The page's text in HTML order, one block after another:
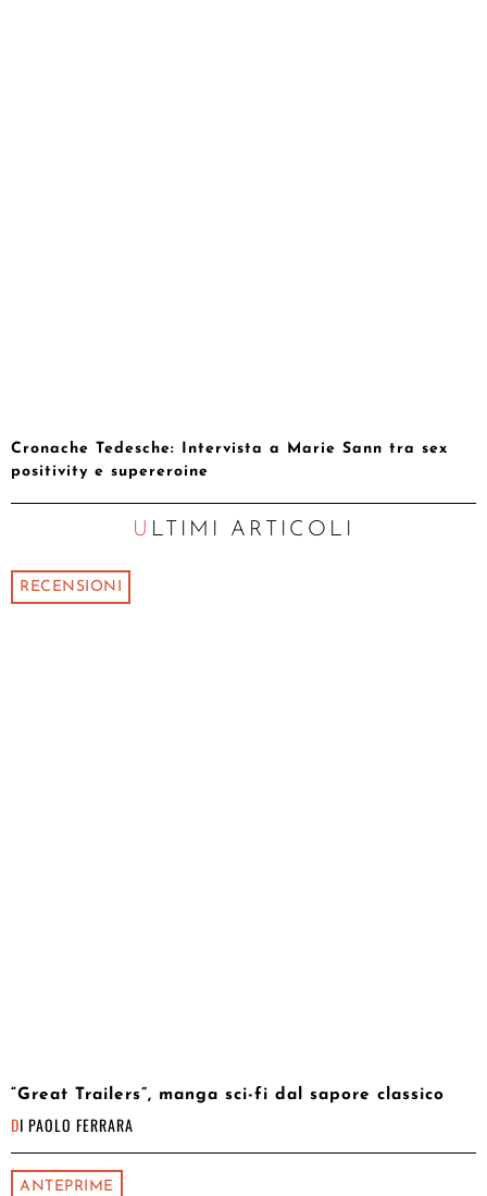
Cronache Tedesche: Intervista a Marie Sann tra sex
positivity e supereroine
ULTIMI ARTICOLI
RECENSIONI
“Great Trailers”, manga sci-fi dal sapore classico
DI PAOLO FERRARA
ANTEPRIME